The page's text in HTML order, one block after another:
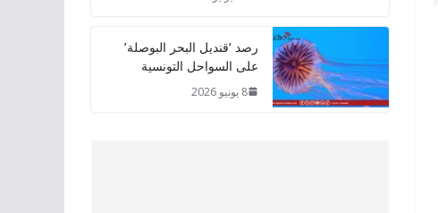
رصد ‘قنديل البحر البوصلة’
على السواحل التونسية
8 يونيو 2026